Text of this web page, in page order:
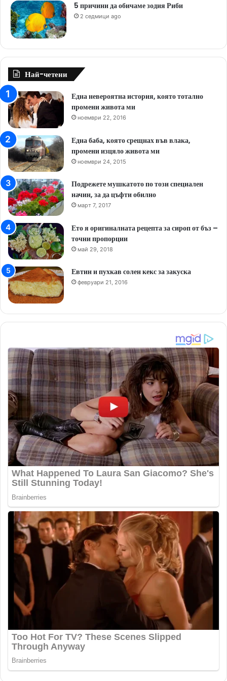
5 причини да обичаме зодия Риби
2 седмици ago
Най-четени
Една невероятна история, която тотално
промени живота ми
ноември 22, 2016
Една баба, която срещнах във влака,
промени изцяло живота ми
ноември 24, 2015
Подрежете мушкатото по този специален
начин, за да цъфти обилно
март 7, 2017
Ето я оригиналната рецепта за сироп от бъз –
точни пропорции
май 29, 2018
Евтин и пухкав солен кекс за закуска
февруари 21, 2016